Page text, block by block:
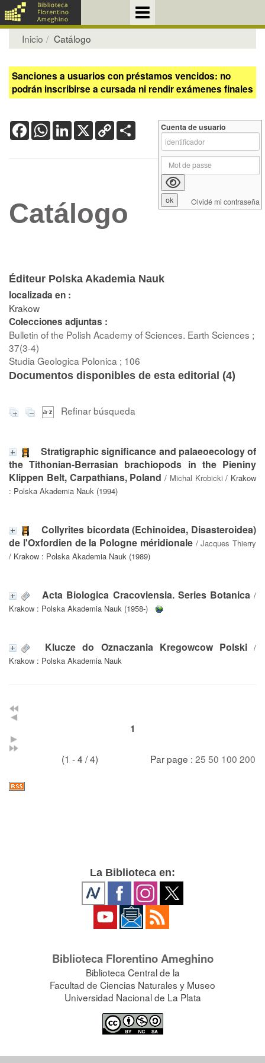
Inicio Catálogo
Sanciones a usuarios con préstamos vencidos: no
podrán inscribirse a cursada ni rendir exámenes finales
FacebookWhatsApp
LinkedIn
X Copy
Link
Catálogo
Éditeur Polska Akademia Nauk
localizada en :
Krakow
Colecciones adjuntas :
Bulletin of the Polish Academy of Sciences. Earth Sciences ;
37(3-4)
Studia Geologica Polonica ; 106
Documentos disponibles de esta editorial (4)
Refinar búsqueda
Stratigraphic significance and palaeoecology of
the Tithonian-Berrasian brachiopods in the Pieniny
Klippen Belt, Carpathians, Poland / Michal Krobicki / Krakow
: Polska Akademia Nauk (1994)
Collyrites bicordata (Echinoidea, Disasteroidea)
de l'Oxfordien de la Pologne méridionale/Jacques Thierry
/ Krakow : Polska Akademia Nauk (1989)
Acta Biologica Cracoviensia. Series Botanica/
Krakow : Polska Akademia Nauk (1958-)
Klucze do Oznaczania Kregowcow Polski/
Krakow : Polska Akademia Nauk
1
(1 - 4 / 4) Par page : 25 50 100 200
Cuenta de usuario
Olvidé mi contraseña
La Biblioteca en:
Biblioteca Florentino Ameghino
Biblioteca Central de la
Facultad de Ciencias Naturales y Museo
Universidad Nacional de La Plata